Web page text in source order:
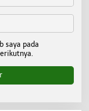
saya pada